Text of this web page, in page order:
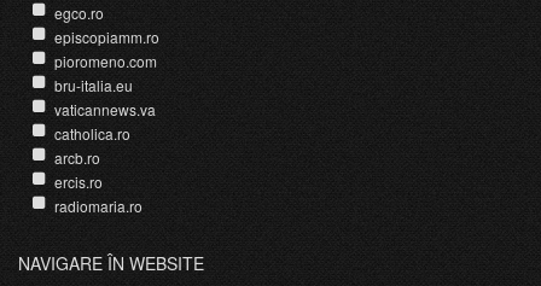
egco.ro
episcopiamm.ro
pioromeno.com
bru-italia.eu
vaticannews.va
catholica.ro
arcb.ro
ercis.ro
radiomaria.ro
NAVIGARE ÎN WEBSITE